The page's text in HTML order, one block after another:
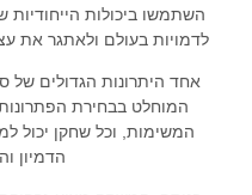
השתמשו ביכולות הייחודיות
לדמויות בעולם ולאתגר את
אחד היתרונות הגדולים של
המוחלט בבחירת
המשימות, וכל שחקן יכול
הדמיון